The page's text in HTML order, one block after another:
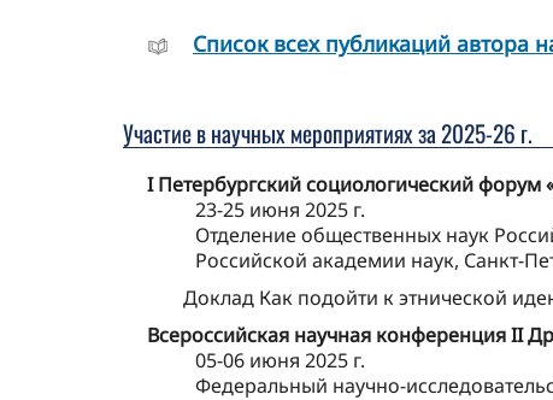
Cписок всех публикаций автора
Участие в научных мероприятиях за 2025-26 г.
I Петербургский социологический
23-25 июня 2025 г.
Отделение общественных наук
Российской академии наук, Санкт-
Доклад Как подойти к этнической
Всероссийская научная конференция II
05-06 июня 2025 г.
Федеральный научно-